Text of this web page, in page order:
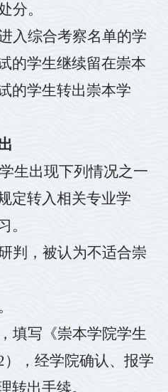
分。
入综合考察名单的学
的学生继续留在崇本
的学生转出崇本学
生出现下列情况之一
定转入相关专业学
。
判，被认为不适合崇
填写《崇本学院学生
），经学院确认、报学
转出手续。